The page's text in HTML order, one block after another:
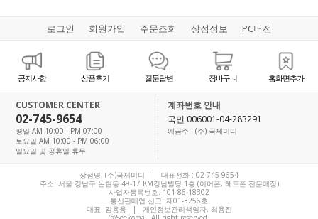
로그인 회원가입 주문조회 상점정보 PC버전
공지사항 상품후기 질문답변 장바구니 홈화면추가
CUSTOMER CENTER
02-745-9654
평일 AM 10:00 - PM 07:00
토요일 AM 10:00 - PM 06:00
일요일 및 공휴일 휴무
계좌번호 안내
국민 006001-04-283291
예금주 : (주) 국제미디
상점명: (주)국제미디 | 대표전화 : 02-745-9654
주소: 서울 강남구 논현동 49-17 KM강남빌딩 1층 (이어폰, 헤드폰 전문매장)
사업자등록번호: 101-86-18302
통신판매업 신고: 제01-3256호
대표: 김용웅 | 개인정보관리책임자: 최용진